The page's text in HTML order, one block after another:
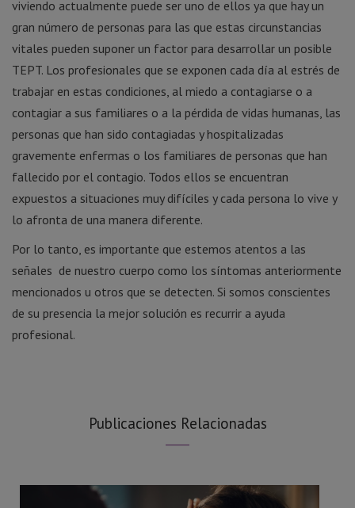
viviendo actualmente puede ser uno de ellos ya que hay un
gran número de personas para las que estas circunstancias
vitales pueden suponer un factor para desarrollar un posible
TEPT. Los profesionales que se exponen cada día al estrés de
trabajar en estas condiciones, al miedo a contagiarse o a
contagiar a sus familiares o a la pérdida de vidas humanas, las
personas que han sido contagiadas y hospitalizadas
gravemente enfermas o los familiares de personas que han
fallecido por el contagio. Todos ellos se encuentran
expuestos a situaciones muy difíciles y cada persona lo vive y
lo afronta de una manera diferente.
Por lo tanto, es importante que estemos atentos a las
señales de nuestro cuerpo como los síntomas anteriormente
mencionados u otros que se detecten. Si somos conscientes
de su presencia la mejor solución es recurrir a ayuda
profesional.
Publicaciones Relacionadas